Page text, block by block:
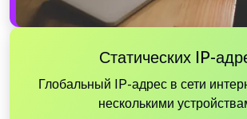
Статических IP-
Глобальный IP-адрес в сети
несколькими